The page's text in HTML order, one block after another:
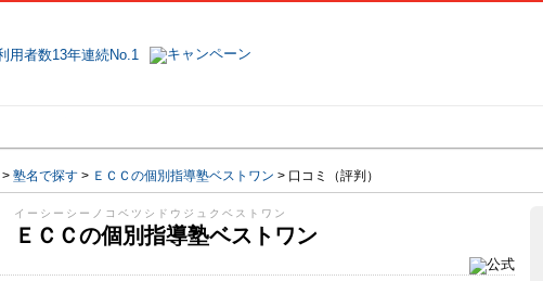
> 塾名で探す > ＥＣＣの個別指導塾ベストワン > 口コミ（評判）
イーシーシーノコベツシドウジュクベストワン
ＥＣＣの個別指導塾ベストワン